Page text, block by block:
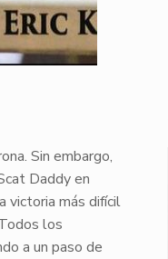
Sin embargo,
Daddy en
victoria más difícil
los
a un paso de